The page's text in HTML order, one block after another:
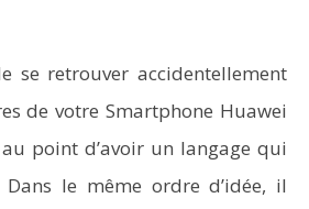
se retrouver accidentellement
de votre Smartphone Huawei
point d’avoir un langage qui
le même ordre d’idée, il